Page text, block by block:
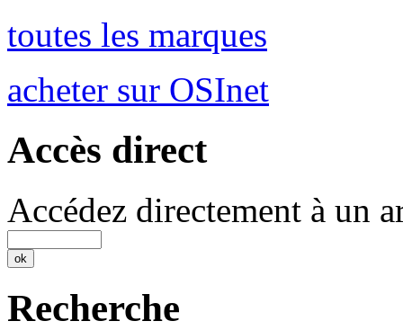
toutes les marques
acheter sur OSInet
Accès direct
Accédez directement à un
Recherche